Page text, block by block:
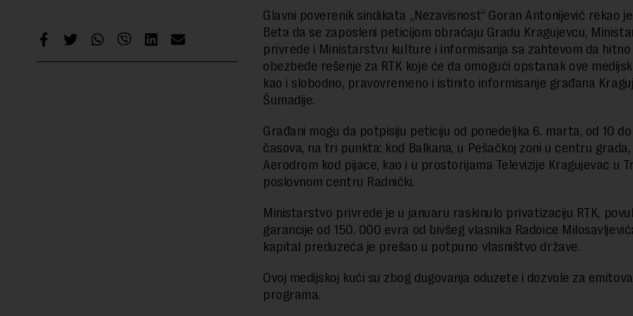
Glavni poverenik sindikata „Nezavisnost“ Goran Antonijević rekao
Beta da se zaposleni peticijom obraćaju Gradu Kragujevcu,
privrede i Ministarstvu kulture i informisanja sa zahtevom da hitno
obezbede rešenje za RTK koje će da omogući opstanak ove
kao i slobodno, pravovremeno i istinito informisanje građana
Šumadije.
Građani mogu da potpisiju peticiju od ponedeljka 6. marta, od 10 do
časova, na tri punkta: kod Balkana, u Pešačkoj zoni u centru
Aerodrom kod pijace, kao i u prostorijama Televizije Kragujevac u
poslovnom centru Radnički.
Ministarstvo privrede je u januaru raskinulo privatizaciju RTK,
garancije od 150. 000 evra od bivšeg vlasnika Radoice
kapital preduzeća je prešao u potpuno vlasništvo države.
Ovoj medijskoj kući su zbog dugovanja oduzete i dozvole za
programa.